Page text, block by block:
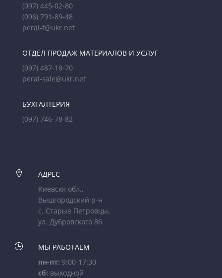
(097) 445-02-80
(096) 791-89-48
peral-f@ukr.net
ОТДЕЛ ПРОДАЖ МАТЕРИАЛОВ И УСЛУГ
(097) 487-18-70
peral-sale@ukr.net
БУХГАЛТЕРИЯ
(097) 746-78-82

АДРЕС
Киевскя обл.,
Вышгородский р-н
с. Старые Петровцы,
ул. Дубровского 8б

МЫ РАБОТАЕМ
пн-пт: 9:00-17:30
сб: выходной